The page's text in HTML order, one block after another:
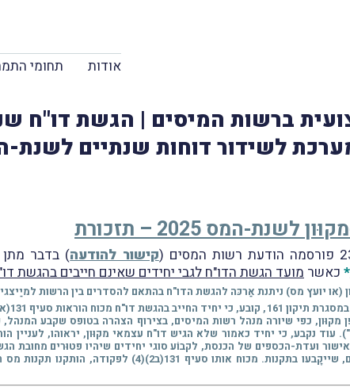
אודות תחומי
לשידור דוחות שנתיים לשנת-המס 2025
המס 2025 – תזכורת
קישור להודעה) בדבר מתן
* כאשר מועד הגשת הדו"ח לגבי יחידים שאינם חייבים בהגשת
(או יועץ מס) ניתנת אַרכּה להגשת הדו"ח בהתאם להסדרים בין הרשות
מקוּון, כפי שיורה מנהל רשות המיסים, בצירוף הצהרה בטופס שקבע
עוד נקבע, כי יחיד כאמור שלא הגיש דו"ח עצמאי מקוּון, יראוהו,
ועדת-הכספים של הכנסת, לקבוֹע סוגי יחידים שיהיו פטוּרים מחובת